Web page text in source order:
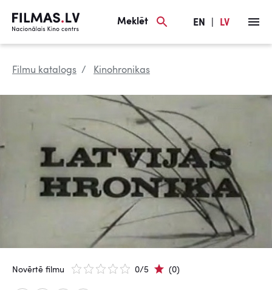
Meklēt EN LV
Filmu katalogs Kinohronikas
Novērtē filmu 0/5 (0)